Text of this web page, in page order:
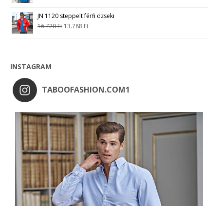
JN 1120 steppelt férfi dzseki
16.720Ft 13.788 Ft
INSTAGRAM
TABOOFASHION.COM1